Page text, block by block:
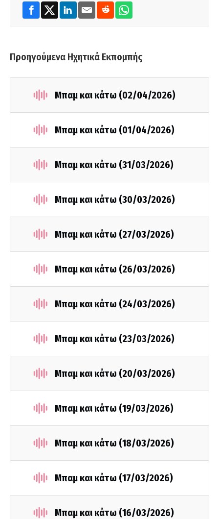
Προηγούμενα Ηχητικά Εκπομπής
Μπαμ και κάτω (02/04/2026)
Μπαμ και κάτω (01/04/2026)
Μπαμ και κάτω (31/03/2026)
Μπαμ και κάτω (30/03/2026)
Μπαμ και κάτω (27/03/2026)
Μπαμ και κάτω (26/03/2026)
Μπαμ και κάτω (24/03/2026)
Μπαμ και κάτω (23/03/2026)
Μπαμ και κάτω (20/03/2026)
Μπαμ και κάτω (19/03/2026)
Μπαμ και κάτω (18/03/2026)
Μπαμ και κάτω (17/03/2026)
Μπαμ και κάτω (16/03/2026)